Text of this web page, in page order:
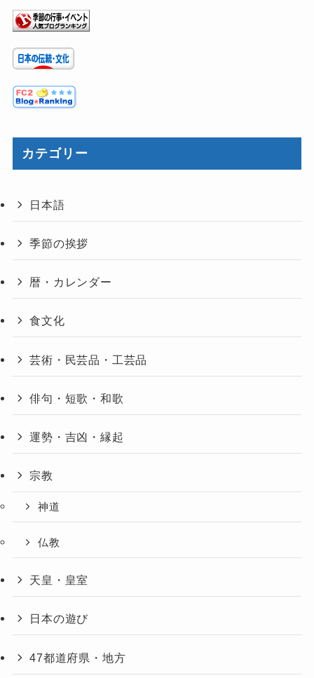
カテゴリー
日本語
季節の挨拶
暦・カレンダー
食文化
芸術・民芸品・工芸品
俳句・短歌・和歌
運勢・吉凶・縁起
宗教
神道
仏教
天皇・皇室
日本の遊び
47都道府県・地方